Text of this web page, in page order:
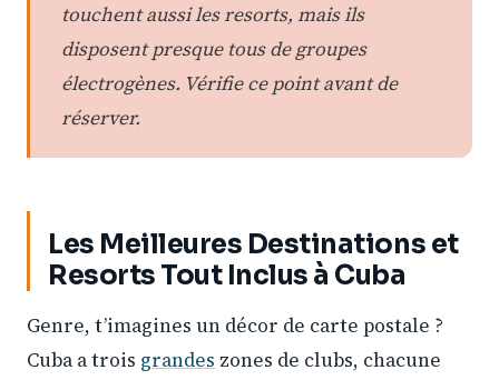
touchent aussi les resorts, mais ils
disposent presque tous de groupes
électrogènes. Vérifie ce point avant de
réserver.
Les Meilleures Destinations et
Resorts Tout Inclus à Cuba
Genre, t’imagines un décor de carte postale ?
Cuba a trois grandes zones de clubs, chacune